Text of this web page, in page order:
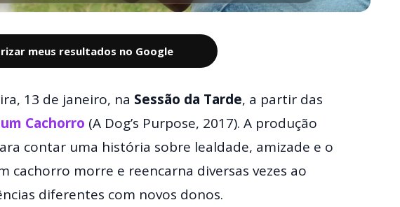
meus resultados no Google
13 de janeiro, na Sessão da Tarde, a partir das
Cachorro (A Dog’s Purpose, 2017). A produção
contar uma história sobre lealdade, amizade e o
cachorro morre e reencarna diversas vezes ao
diferentes com novos donos.